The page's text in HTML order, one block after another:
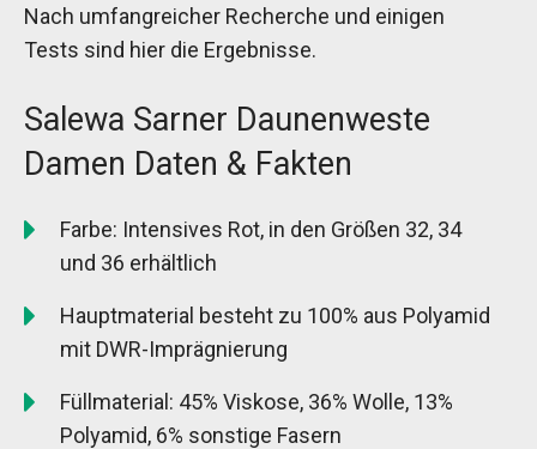
Nach umfangreicher Recherche und einigen
Tests sind hier die Ergebnisse.
Salewa Sarner Daunenweste
Damen Daten & Fakten
Farbe: Intensives Rot, in den Größen 32, 34
und 36 erhältlich
Hauptmaterial besteht zu 100% aus Polyamid
mit DWR-Imprägnierung
Füllmaterial: 45% Viskose, 36% Wolle, 13%
Polyamid, 6% sonstige Fasern